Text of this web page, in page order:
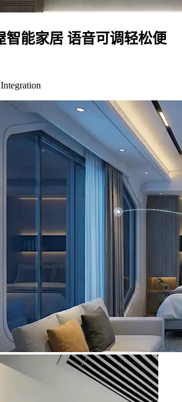
智能家居 语音可调轻松便